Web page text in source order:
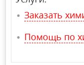
Заказать
Помощь по